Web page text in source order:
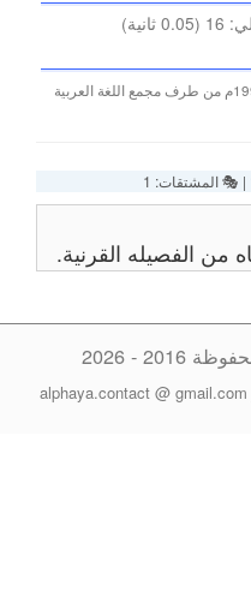
أُلِّفَ المعجم الوسيط بين سنتي 1932م و1998م من طرف مجمع اللغة العربية
من الفصيله القرنية.
- 2026